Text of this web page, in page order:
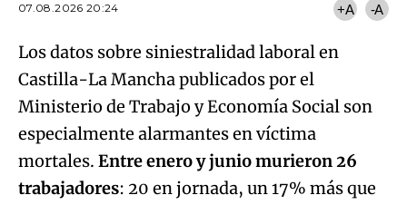
07.08.2026 20:24
+A -A
Los datos sobre siniestralidad laboral en
Castilla-La Mancha publicados por el
Ministerio de Trabajo y Economía Social son
especialmente alarmantes en víctima
mortales. Entre enero y junio murieron 26
trabajadores: 20 en jornada, un 17% más que